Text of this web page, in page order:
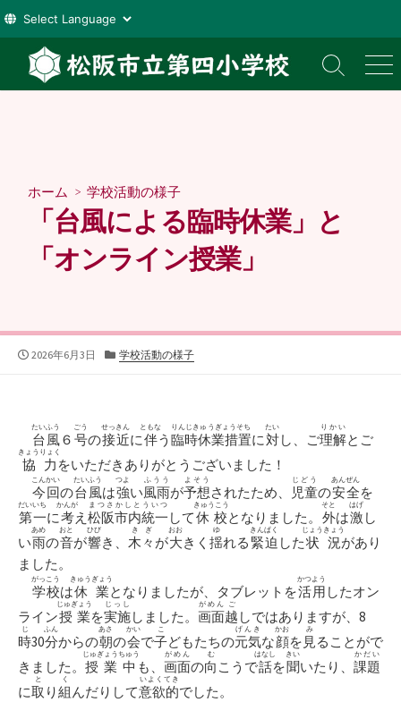
テ
検
索
メ
ニ
ホーム > 学校活動の様子
「台風による臨時休業」と
「オンライン授業」
公
2026年6月3日
カ
ー
学校活動の様子
台風
たいふう
６ 号
ごう
の接近
せっきん
に伴
ともな
う 臨時休業措置
りんじきゅうぎょうそち
に対
たい
し、ご理解
りかい
とご
協力
きょうりょく
をいただきありがとうございました！
今回
こんかい
の台風
たいふう
は強
つよ
い風雨
ふうう
が予想
よそう
されたため、 児童
じどう
の安全
あんぜん
を
第一
だいいち
に考
かんが
え 松阪市内統一
まつさかしとういつ
して休校
きゅうこう
となりました。 外
そと
は激
はげ
し
い雨
あめ
の音
おと
が響
ひび
き、 木々
きぎ
が大
おお
きく 揺
ゆ
れる 緊迫
きんぱく
した状況
じょうきょう
があり
ました。
学校
がっこう
は休業
きゅうぎょう
となりましたが、タブレットを活用
かつよう
したオン
ライン授業
じゅぎょう
を実施
じっし
しました。 画面
がめん
越
ご
しではありますが、8
時
じ
30分
ふん
からの朝
あさ
の会
かい
で子
こ
どもたちの元気
げんき
な顔
かお
を 見
み
ることがで
きました。 授業中
じゅぎょうちゅう
も、 画面
がめん
の向
む
こうで話
はなし
を聞
きい
いたり、 課題
かだい
に取
と
り組
く
んだりして意欲的
いよくてき
でした。